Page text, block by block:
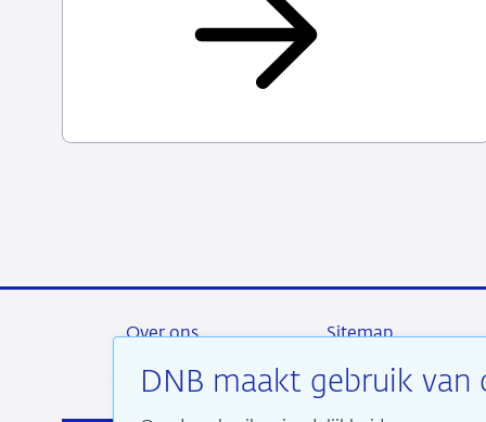
wereld
DNB maakt gebruik van
Over ons Sitemap